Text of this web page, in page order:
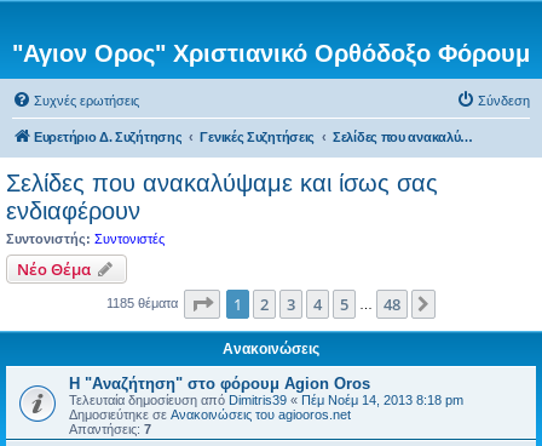
"Αγιον Ορος" Χριστιανικό Ορθόδοξο Φόρουμ
Συχνές ερωτήσεις Σύνδεση
Ευρετήριο Δ. Συζήτησης Γενικές Συζητήσεις Σελίδες που ανακαλύψαμε και ίσως σας ενδιαφέρουν
Σελίδες που ανακαλύψαμε και ίσως σας
ενδιαφέρουν
Συντονιστής: Συντονιστές
Νέο Θέμα
1185 θέματα Σελίδα από48
1 2 3 4 5 48
Ανακοινώσεις
Η "Αναζήτηση" στο φόρουμ Agion Oros
Τελευταία δημοσίευση από Dimitris39 « Πέμ Νοέμ 14, 2013 8:18 pm
Δημοσιεύτηκε σε Ανακοινώσεις του agiooros.net
Απαντήσεις: 7